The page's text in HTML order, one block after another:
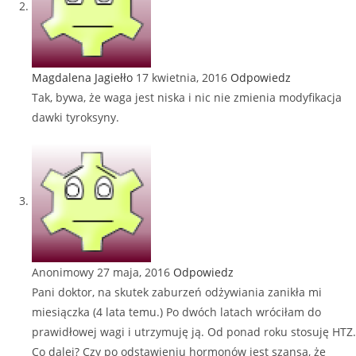
Magdalena Jagiełło 17 kwietnia, 2016 Odpowiedz
Tak, bywa, że waga jest niska i nic nie zmienia modyfikacja
dawki tyroksyny.
Anonimowy 27 maja, 2016 Odpowiedz
Pani doktor, na skutek zaburzeń odżywiania zanikła mi
miesiączka (4 lata temu.) Po dwóch latach wróciłam do
prawidłowej wagi i utrzymuję ją. Od ponad roku stosuję HTZ.
Co dalej? Czy po odstawieniu hormonów jest szansa, że